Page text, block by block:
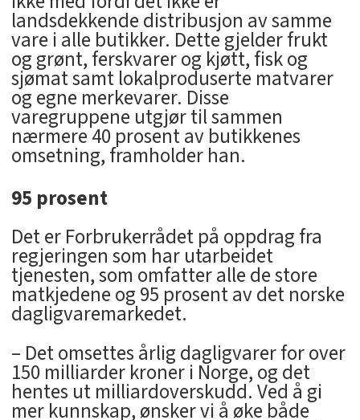
landsdekkende distribusjon av samme
vare i alle butikker. Dette gjelder frukt
og grønt, ferskvarer og kjøtt, fisk og
sjømat samt lokalproduserte matvarer
og egne merkevarer. Disse
varegruppene utgjør til sammen
nærmere 40 prosent av butikkenes
omsetning, framholder han.
95 prosent
Det er Forbrukerrådet på oppdrag fra
regjeringen som har utarbeidet
tjenesten, som omfatter alle de store
matkjedene og 95 prosent av det norske
dagligvaremarkedet.
– Det omsettes årlig dagligvarer for over
150 milliarder kroner i Norge, og det
hentes ut milliardoverskudd. Ved å gi
mer kunnskap, ønsker vi å øke både